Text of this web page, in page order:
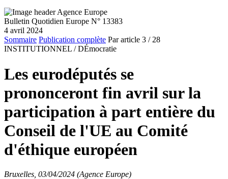
Bulletin Quotidien Europe N° 13383
4 avril 2024
Sommaire Publication complète Par article 3 / 28
INSTITUTIONNEL / DÉmocratie
Les eurodéputés se
prononceront fin avril sur la
participation à part entière du
Conseil de l'UE au Comité
d'éthique européen
Bruxelles, 03/04/2024 (Agence Europe)